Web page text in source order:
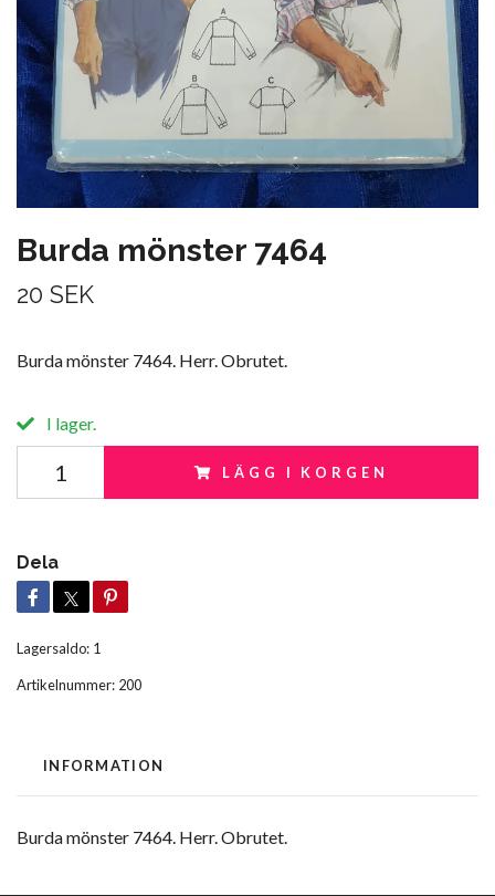
Burda mönster 7464
20 SEK
Burda mönster 7464. Herr. Obrutet.
I lager.
LÄGG I KORGEN
Dela
Lagersaldo: 1
Artikelnummer: 200
INFORMATION
Burda mönster 7464. Herr. Obrutet.